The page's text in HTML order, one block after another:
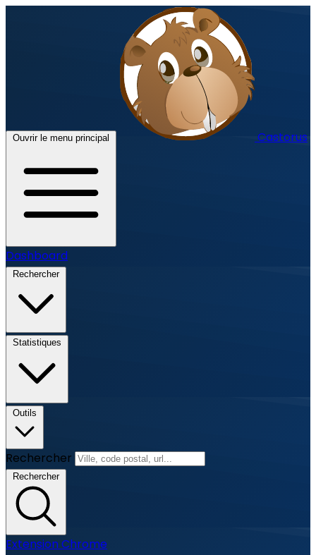
Ouvrir le menu principal Castorus
Dashboard
Rechercher
Statistiques
Outils
Rechercher
Rechercher
Extension Chrome